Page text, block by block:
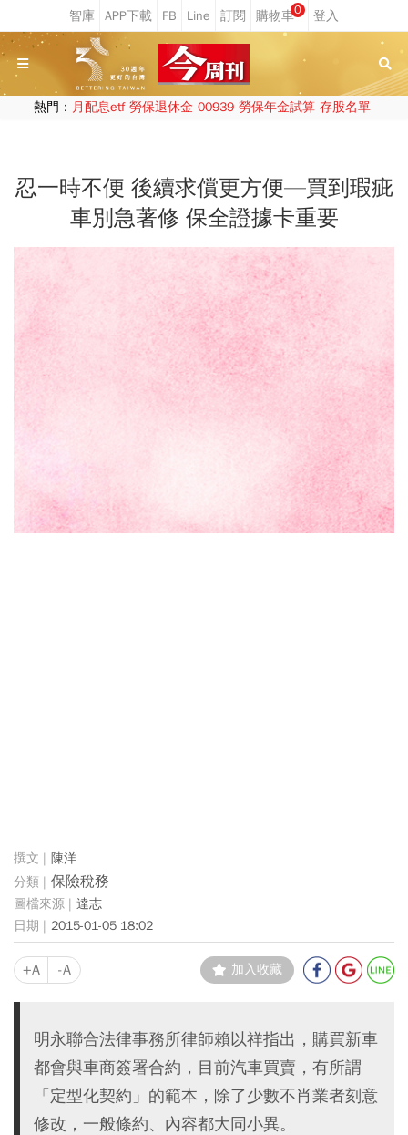
0
熱門： 月配息etf 勞保退休金 00939 勞保年金試算 存股名單
忍一時不便 後續求償更方便—買到瑕疵
車別急著修 保全證據卡重要
陳洋
保險稅務
達志
2015-01-05 18:02
+A -A 加入收藏
明永聯合法律事務所律師賴以祥指出，購買新車
都會與車商簽署合約，目前汽車買賣，有所謂
「定型化契約」的範本，除了少數不肖業者刻意
修改，一般條約、內容都大同小異。